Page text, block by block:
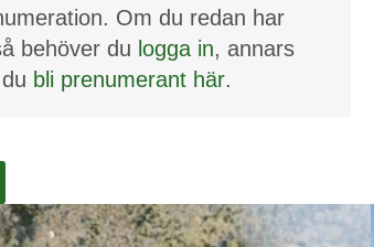
Om du redan har
behöver du logga in, annars
bli prenumerant här.